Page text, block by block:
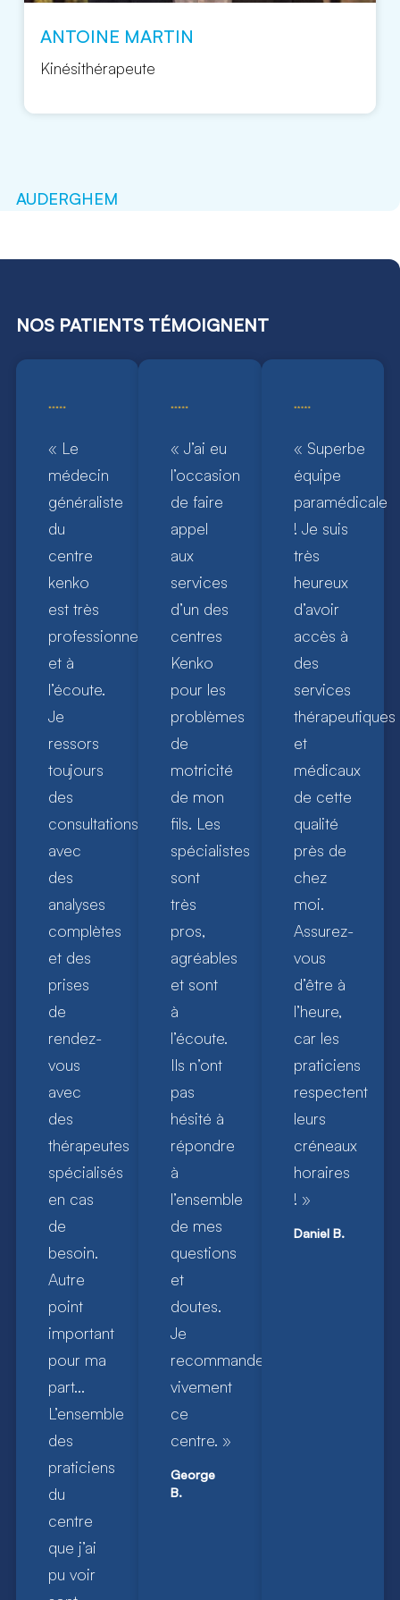
ANTOINE MARTIN
Kinésithérapeute
AUDERGHEM
NOS PATIENTS TÉMOIGNENT
« Le
médecin
généraliste
du
centre
kenko
est très
professionnel
et à
l’écoute.
Je
ressors
toujours
des
consultations
avec
des
analyses
complètes
et des
prises
de
rendez-
vous
avec
des
thérapeutes
spécialisés
en cas
de
besoin.
Autre
point
important
pour ma
part…
L’ensemble
des
praticiens
du
centre
que j’ai
pu voir
« J’ai eu
l’occasion
de faire
appel
aux
services
d’un des
centres
Kenko
pour les
problèmes
de
motricité
de mon
fils. Les
spécialistes
sont
très
pros,
agréables
et sont
à
l’écoute.
Ils n’ont
pas
hésité à
répondre
à
l’ensemble
de mes
questions
et
doutes.
Je
recommande
vivement
ce
centre. »
George
B.
« Superbe
équipe
paramédicale
! Je suis
très
heureux
d’avoir
accès à
des
services
thérapeutiques
et
médicaux
de cette
qualité
près de
chez
moi.
Assurez-
vous
d’être à
l’heure,
car les
praticiens
respectent
leurs
créneaux
horaires
! »
Daniel B.